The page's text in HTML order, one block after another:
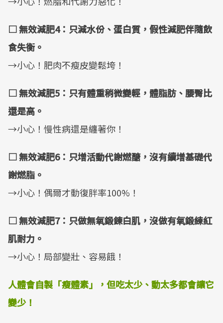
□無效減肥4：只減水份、蛋白質，假性減肥伴隨飲
食失衡。
→小心！肥肉不瘦皮變鬆垮！
□無效減肥5 ：只有體重稍微變輕，體脂肪、腰臀比
還是高。
→小心！慢性病還是纏著你！
□無效減肥6：只增活動代謝燃醣，沒有續增基礎代
謝燃脂。
→小心！偶爾才動復胖率100%！
□無效減肥7：只做無氧鍛鍊白肌，沒做有氧鍛練紅
肌耐力。
→小心！局部變壯、容易餓！
人體會自製「瘦體素」，但吃太少、動太多都會讓它
變少！